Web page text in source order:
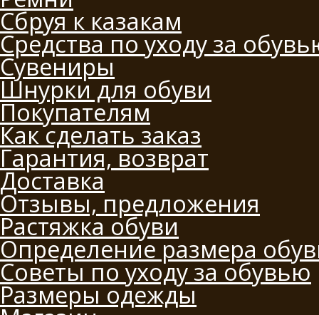
Сбруя к казакам
Средства по уходу за
Сувениры
Шнурки для обуви
Покупателям
Как сделать заказ
Гарантия, возврат
Доставка
Отзывы, предложения
Растяжка обуви
Определение размера
Советы по уходу за обувью
Размеры одежды